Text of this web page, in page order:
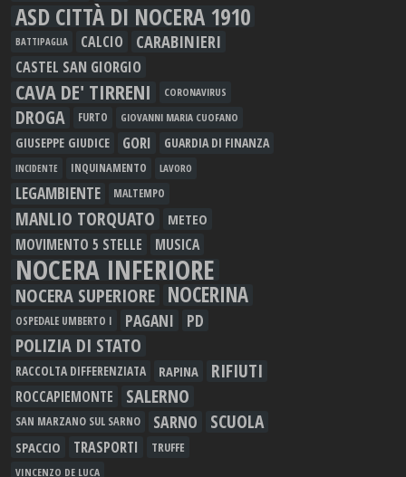
ASD CITTÀ DI NOCERA 1910
BATTIPAGLIA CALCIO CARABINIERI
CASTEL SAN GIORGIO
CAVA DE' TIRRENI CORONAVIRUS
DROGA FURTO GIOVANNI MARIA CUOFANO
GIUSEPPE GIUDICE GORI GUARDIA DI FINANZA
INCIDENTE INQUINAMENTO LAVORO
LEGAMBIENTE MALTEMPO
MANLIO TORQUATO METEO
MOVIMENTO 5 STELLE MUSICA
NOCERA INFERIORE
NOCERA SUPERIORE NOCERINA
OSPEDALE UMBERTO I PAGANI PD
POLIZIA DI STATO
RACCOLTA DIFFERENZIATA RAPINA RIFIUTI
ROCCAPIEMONTE SALERNO
SAN MARZANO SUL SARNO SARNO SCUOLA
SPACCIO TRASPORTI TRUFFE
VINCENZO DE LUCA